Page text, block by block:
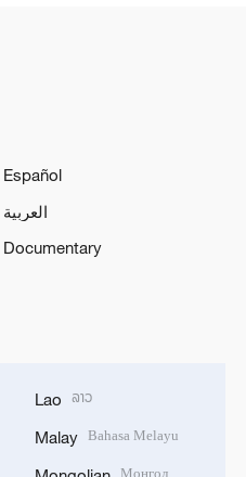
Español
العربية
Documentary
Lao ລາວ
Malay Bahasa Melayu